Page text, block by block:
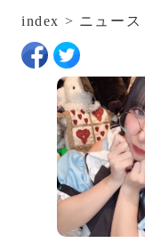
index > ニュース